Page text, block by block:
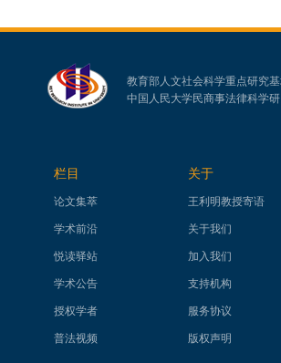
教育部人文社会科学重点研究
中国人民大学民商事法律科学
栏目
论文集萃
学术前沿
悦读驿站
学术公告
授权学者
普法视频
关于
王利明教授寄语
关于我们
加入我们
支持机构
服务协议
版权声明